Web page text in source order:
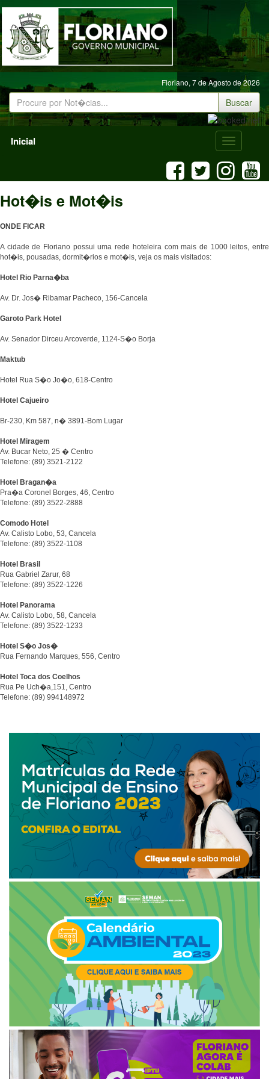
Floriano, 7 de Agosto de 2026
Buscar
Menu
Mobile
Inicial
Hot�is e Mot�is
ONDE FICAR
A cidade de Floriano possui uma rede hoteleira com mais de 1000 leitos, entre
hot�is, pousadas, dormit�rios e mot�is, veja os mais visitados:
Hotel Rio Parna�ba
Av. Dr. Jos� Ribamar Pacheco, 156-Cancela
Garoto Park Hotel
Av. Senador Dirceu Arcoverde, 1124-S�o Borja
Maktub
Hotel Rua S�o Jo�o, 618-Centro
Hotel Cajueiro
Br-230, Km 587, n� 3891-Bom Lugar
Hotel Miragem
Av. Bucar Neto, 25 � Centro
Telefone: (89) 3521-2122
Hotel Bragan�a
Pra�a Coronel Borges, 46, Centro
Telefone: (89) 3522-2888
Comodo Hotel
Av. Calisto Lobo, 53, Cancela
Telefone: (89) 3522-1108
Hotel Brasil
Rua Gabriel Zarur, 68
Telefone: (89) 3522-1226
Hotel Panorama
Av. Calisto Lobo, 58, Cancela
Telefone: (89) 3522-1233
Hotel S�o Jos�
Rua Fernando Marques, 556, Centro
Hotel Toca dos Coelhos
Rua Pe Uch�a,151, Centro
Telefone: (89) 994148972